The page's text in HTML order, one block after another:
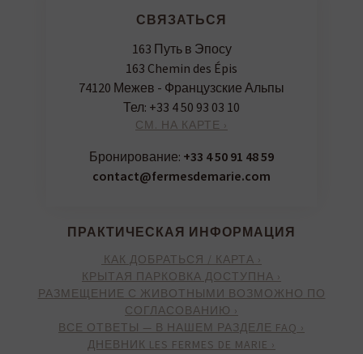
СВЯЗАТЬСЯ
163 Путь в Эпосу
163 Chemin des Épis
74120 Межев - Французские Альпы
Тел: +33 4 50 93 03 10
СМ. НА КАРТЕ ›
Бронирование: +33 4 50 91 48 59
contact@fermesdemarie.com
ПРАКТИЧЕСКАЯ ИНФОРМАЦИЯ
КАК ДОБРАТЬСЯ / КАРТА ›
КРЫТАЯ ПАРКОВКА ДОСТУПНА ›
РАЗМЕЩЕНИЕ С ЖИВОТНЫМИ ВОЗМОЖНО ПО
СОГЛАСОВАНИЮ ›
ВСЕ ОТВЕТЫ — В НАШЕМ РАЗДЕЛЕ FAQ ›
ДНЕВНИК LES FERMES DE MARIE ›